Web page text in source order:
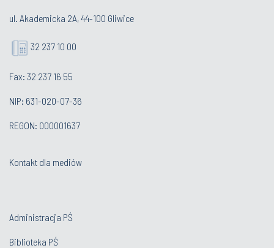
ul. Akademicka 2A, 44-100 Gliwice
32 237 10 00
Fax: 32 237 16 55
NIP: 631-020-07-36
REGON: 000001637
Kontakt dla mediów
Administracja PŚ
Biblioteka PŚ